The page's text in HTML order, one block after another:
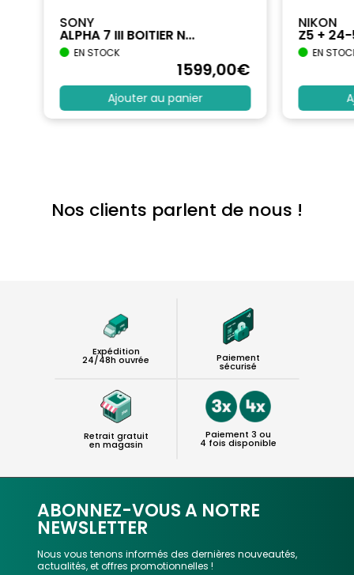
SONY
ALPHA 7 III BOITIER N...
EN STOCK
1599,00€
Ajouter au panier
NIKON
Z5 +
EN
Nos clients parlent de nous !
Expédition
24/48h ouvrée Paiement
sécurisé
Retrait gratuit
en magasin
Paiement 3 ou
4 fois disponible
ABONNEZ-VOUS A NOTRE
NEWSLETTER
Nous vous tenons informés des dernières nouveautés,
actualités, et offres promotionnelles !